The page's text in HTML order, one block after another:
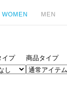
WOMEN MEN
イプ 商品タイプ